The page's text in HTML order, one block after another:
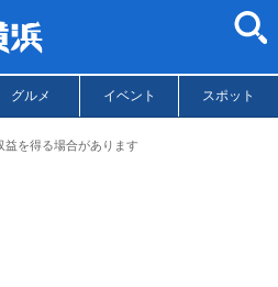
グルメ イベント スポット
を得る場合があります